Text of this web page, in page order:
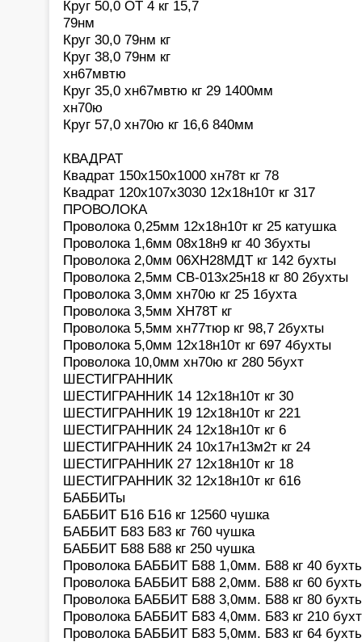
Круг 50,0 ОТ 4 кг 15,7
79нм
Круг 30,0 79нм кг
Круг 38,0 79нм кг
хн67мвтю
Круг 35,0 хн67мвтю кг 29 1400мм
хн70ю
Круг 57,0 хн70ю кг 16,6 840мм
КВАДРАТ
Квадрат 150х150х1000 хн78т кг 78
Квадрат 120х107х3030 12х18н10т кг 317
ПРОВОЛОКА
Проволока 0,25мм 12х18н10т кг 25 катушка
Проволока 1,6мм 08х18н9 кг 40 3бухты
Проволока 2,0мм 06ХН28МДТ кг 142 бухты
Проволока 2,5мм СВ-013х25н18 кг 80 2бухты
Проволока 3,0мм хн70ю кг 25 1бухта
Проволока 3,5мм ХН78Т кг
Проволока 5,5мм хн77тюр кг 98,7 2бухты
Проволока 5,0мм 12х18н10т кг 697 4бухты
Проволока 10,0мм хн70ю кг 280 5бухт
ШЕСТИГРАННИК
ШЕСТИГРАННИК 14 12х18н10т кг 30
ШЕСТИГРАННИК 19 12х18н10т кг 221
ШЕСТИГРАННИК 24 12х18н10т кг 6
ШЕСТИГРАННИК 24 10х17н13м2т кг 24
ШЕСТИГРАННИК 27 12х18н10т кг 18
ШЕСТИГРАННИК 32 12х18н10т кг 616
БАББИТы
БАББИТ Б16 Б16 кг 12560 чушка
БАББИТ Б83 Б83 кг 760 чушка
БАББИТ Б88 Б88 кг 250 чушка
Проволока БАББИТ Б88 1,0мм. Б88 кг 40
Проволока БАББИТ Б88 2,0мм. Б88 кг 60
Проволока БАББИТ Б88 3,0мм. Б88 кг 80
Проволока БАББИТ Б83 4,0мм. Б83 кг 210
Проволока БАББИТ Б83 5,0мм. Б83 кг 64